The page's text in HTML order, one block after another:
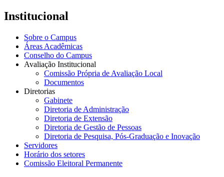
Institucional
Sobre o Campus
Áreas Acadêmicas
Conselho do Campus
Avaliação Institucional
Comissão Própria de Avaliação Local
Documentos
Diretorias
Gabinete
Diretoria de Administração
Diretoria de Extensão
Diretoria de Gestão de Pessoas
Diretoria de Pesquisa, Pós-Graduação e Inovação
Servidores
Horário dos setores
Comissão Eleitoral Permanente